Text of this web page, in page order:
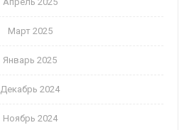
Март 2025
Январь 2025
Декабрь 2024
Ноябрь 2024